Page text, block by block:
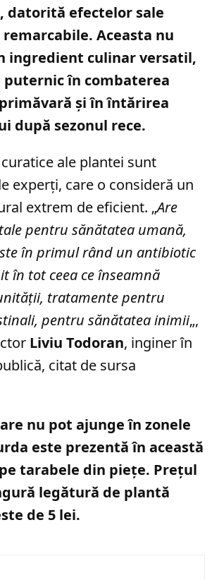
datorită efectelor sale
Aceasta nu
ingredient culinar versatil,
puternic în combaterea
și în întărirea
după sezonul rece.
ale plantei sunt
experți, care o consideră un
extrem de eficient. „Are
pentru sănătatea umană,
în primul rând un antibiotic
în tot ceea ce înseamnă
tratamente pentru
pentru sănătatea inimii„,
Liviu Todoran, inginer în
citat de sursa
nu pot ajunge în zonele
este prezentă în această
tarabele din piețe. Prețul
legătură de plantă
de 5 lei.